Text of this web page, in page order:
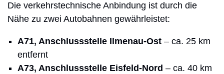
Die verkehrstechnische Anbindung ist durch die
Nähe zu zwei Autobahnen gewährleistet:
A71, Anschlussstelle Ilmenau-Ost – ca. 25 km
entfernt
A73, Anschlussstelle Eisfeld-Nord – ca. 40 km